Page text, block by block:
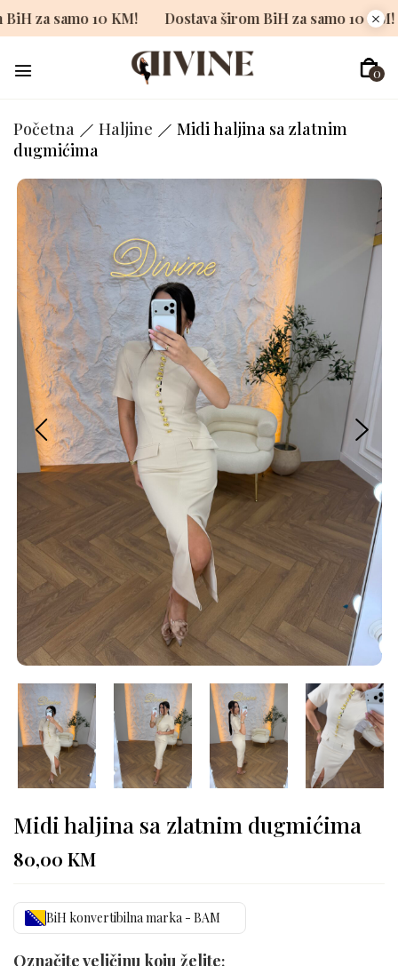
BiH za samo 10 KM! Dostava širom BiH za samo
0
Početna Haljine
Midi haljina sa zlatnim
dugmićima
Midi haljina sa zlatnim dugmićima
80,00 KM
BiH konvertibilna marka - BAM
Označite veličinu koju želite